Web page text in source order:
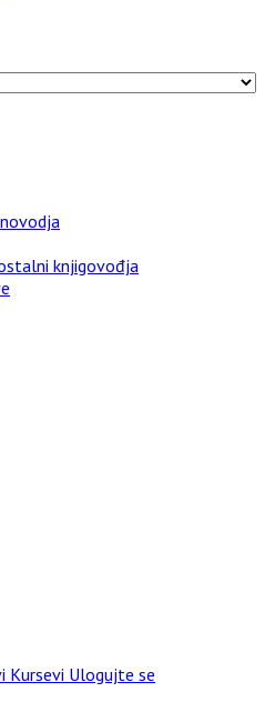
knjigovođja
Kursevi Ulogujte se